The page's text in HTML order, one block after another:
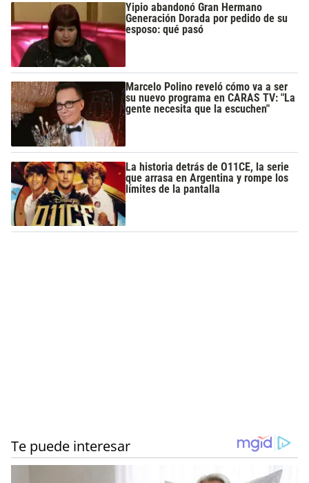
Yipio abandonó Gran Hermano
Generación Dorada por pedido de su
esposo: qué pasó
Marcelo Polino reveló cómo va a ser
su nuevo programa en CARAS TV: "La
gente necesita que la escuchen"
La historia detrás de O11CE, la serie
que arrasa en Argentina y rompe los
límites de la pantalla